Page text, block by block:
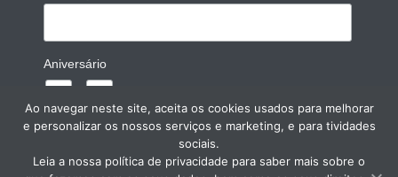
Aniversário
Ao navegar neste site, aceita os cookies usados para melhorar
e personalizar os nossos serviços e marketing, e para tividades
sociais.
Leia a nossa política de privacidade para saber mais sobre o